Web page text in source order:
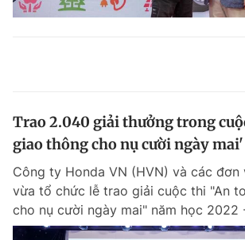
Trao 2.040 giải thưởng trong
giao thông cho nụ cười ngày mai'
Công ty Honda VN (HVN) và các đơn
vừa tổ chức lễ trao giải cuộc thi "An
cho nụ cười ngày mai" năm học 2022